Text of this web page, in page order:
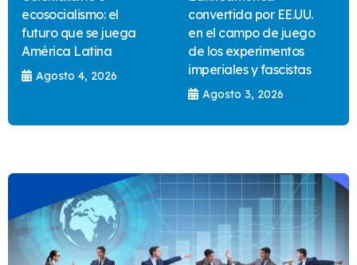
ecosocialismo: el
futuro que se juega
América Latina
Agosto 4, 2026
convertida por EE.UU.
en el campo de juego
de los experimentos
imperiales y fascistas
Agosto 3, 2026